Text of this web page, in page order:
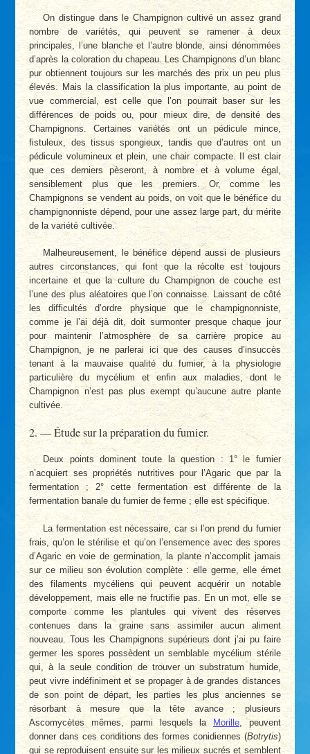
On distingue dans le Champignon cultivé un assez grand
nombre de variétés, qui peuvent se ramener à deux
principales, l’une blanche et l’autre blonde, ainsi dénommées
d’après la coloration du chapeau. Les Champignons d’un blanc
pur obtiennent toujours sur les marchés des prix un peu plus
élevés. Mais la classification la plus importante, au point de
vue commercial, est celle que l’on pourrait baser sur les
différences de poids ou, pour mieux dire, de densité des
Champignons. Certaines variétés ont un pédicule mince,
fistuleux, des tissus spongieux, tandis que d’autres ont un
pédicule volumineux et plein, une chair compacte. Il est clair
que ces derniers pèseront, à nombre et à volume égal,
sensiblement plus que les premiers. Or, comme les
Champignons se vendent au poids, on voit que le bénéfice du
champignonniste dépend, pour une assez large part, du mérite
de la variété cultivée.
Malheureusement, le bénéfice dépend aussi de plusieurs
autres circonstances, qui font que la récolte est toujours
incertaine et que la culture du Champignon de couche est
l’une des plus aléatoires que l’on connaisse. Laissant de côté
les difficultés d’ordre physique que le champignonniste,
comme je l’ai déjà dit, doit surmonter presque chaque jour
pour maintenir l’atmosphère de sa carrière propice au
Champignon, je ne parlerai ici que des causes d’insuccès
tenant à la mauvaise qualité du fumier, à la physiologie
particulière du mycélium et enfin aux maladies, dont le
Champignon n’est pas plus exempt qu’aucune autre plante
cultivée.
2. — Étude sur la préparation du fumier.
Deux points dominent toute la question : 1° le fumier
n’acquiert ses propriétés nutritives pour l’Agaric que par la
fermentation ; 2° cette fermentation est différente de la
fermentation banale du fumier de ferme ; elle est spécifique.
La fermentation est nécessaire, car si l’on prend du fumier
frais, qu’on le stérilise et qu’on l’ensemence avec des spores
d’Agaric en voie de germination, la plante n’accomplit jamais
sur ce milieu son évolution complète : elle germe, elle émet
des filaments mycéliens qui peuvent acquérir un notable
développement, mais elle ne fructifie pas. En un mot, elle se
comporte comme les plantules qui vivent des réserves
contenues dans la graine sans assimiler aucun aliment
nouveau. Tous les Champignons supérieurs dont j’ai pu faire
germer les spores possèdent un semblable mycélium stérile
qui, à la seule condition de trouver un substratum humide,
peut vivre indéfiniment et se propager à de grandes distances
de son point de départ, les parties les plus anciennes se
résorbant à mesure que la tête avance ; plusieurs
Ascomycètes mêmes, parmi lesquels laMorille, peuvent
donner dans ces conditions des formes conidiennes (Botrytis)
qui se reproduisent ensuite sur les milieux sucrés et semblent